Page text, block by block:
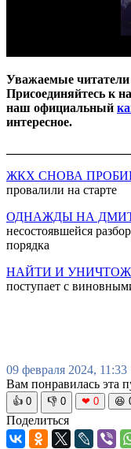
Уважаемые читатели
Присоединяйтесь к
наш официальный
интересное.
ЖКХ СНОВА
провалили на старте
ОДНАЖДЫ НА
несостоявшейся
порядка
НАЙТИ И
поступает с
09 февраля 2024, 11:33
Вам понравилась эта
👍 0 👎 0 ❤ 0 😆
Поделиться